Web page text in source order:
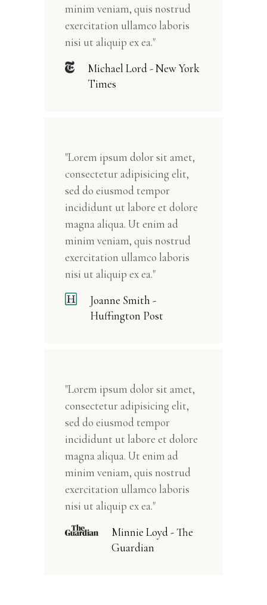
minim veniam, quis nostrud
exercitation ullamco laboris
nisi ut aliquip ex ea."
Michael Lord - New York
Times
"Lorem ipsum dolor sit amet,
consectetur adipisicing elit,
sed do eiusmod tempor
incididunt ut labore et dolore
magna aliqua. Ut enim ad
minim veniam, quis nostrud
exercitation ullamco laboris
nisi ut aliquip ex ea."
Joanne Smith -
Huffington Post
"Lorem ipsum dolor sit amet,
consectetur adipisicing elit,
sed do eiusmod tempor
incididunt ut labore et dolore
magna aliqua. Ut enim ad
minim veniam, quis nostrud
exercitation ullamco laboris
nisi ut aliquip ex ea."
Minnie Loyd - The
Guardian